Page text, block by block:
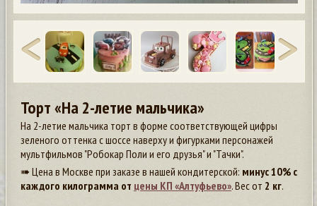
Торт «На 2-летие мальчика»
На 2-летие мальчика торт в форме соответствующей цифры
зеленого оттенка с шоссе наверху и фигурками персонажей
мультфильмов "Робокар Поли и его друзья" и "Тачки".
➠ Цена в Москве при заказе в нашей кондитерской: минус 10% с
каждого килограмма от цены КП «Алтуфьево». Вес от 2 кг.